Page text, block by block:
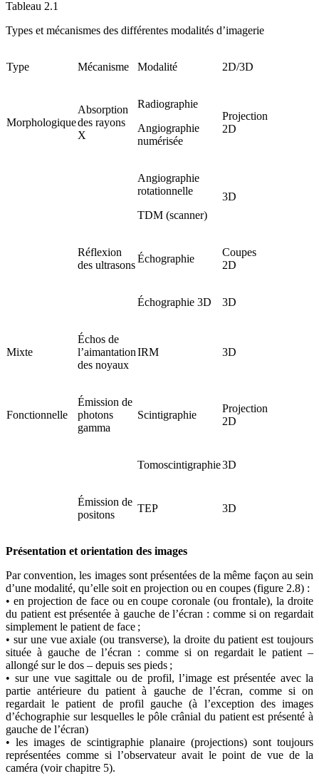
Tableau 2.1
Types et mécanismes des différentes modalités d’imagerie
Type Mécanisme Modalité 2D/3D
Morphologique
Absorption
des rayons
X
Radiographie
Angiographie
numérisée
Projection
2D
Angiographie
rotationnelle
TDM (scanner)
3D
Réflexion
des ultrasons
Échographie
Coupes
2D
Échographie 3D 3D
Mixte
Échos de
l’aimantation
des noyaux
IRM 3D
Fonctionnelle
Émission de
photons
gamma
Scintigraphie
Projection
2D
Tomoscintigraphie3D
Émission de
positons
TEP 3D
Présentation et orientation des images
Par convention, les images sont présentées de la même façon au sein
d’une modalité, qu’elle soit en projection ou en coupes (figure 2.8) :
• en projection de face ou en coupe coronale (ou frontale), la droite
du patient est présentée à gauche de l’écran : comme si on regardait
simplement le patient de face ;
• sur une vue axiale (ou transverse), la droite du patient est toujours
située à gauche de l’écran : comme si on regardait le patient –
allongé sur le dos – depuis ses pieds ;
• sur une vue sagittale ou de profil, l’image est présentée avec la
partie antérieure du patient à gauche de l’écran, comme si on
regardait le patient de profil gauche (à l’exception des images
d’échographie sur lesquelles le pôle crânial du patient est présenté à
gauche de l’écran)
• les images de scintigraphie planaire (projections) sont toujours
représentées comme si l’observateur avait le point de vue de la
caméra (voir chapitre 5).